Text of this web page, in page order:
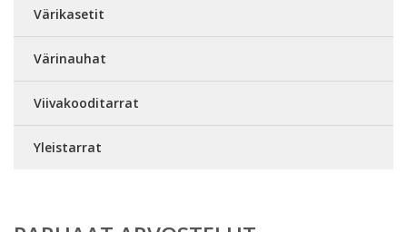
Värikasetit
Värinauhat
Viivakooditarrat
Yleistarrat